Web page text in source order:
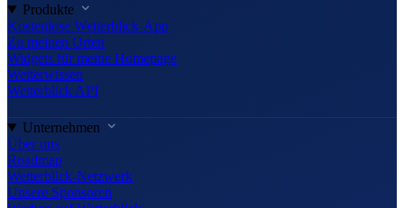
Produkte
Kostenlose Wetterblick-App
Zu meinen Orten
Widgets für meine Homepage
Wetterwissen
Wetterblick API
Unternehmen
Über uns
Roadmap
Wetterblick-Netzwerk
Unsere Sponsoren